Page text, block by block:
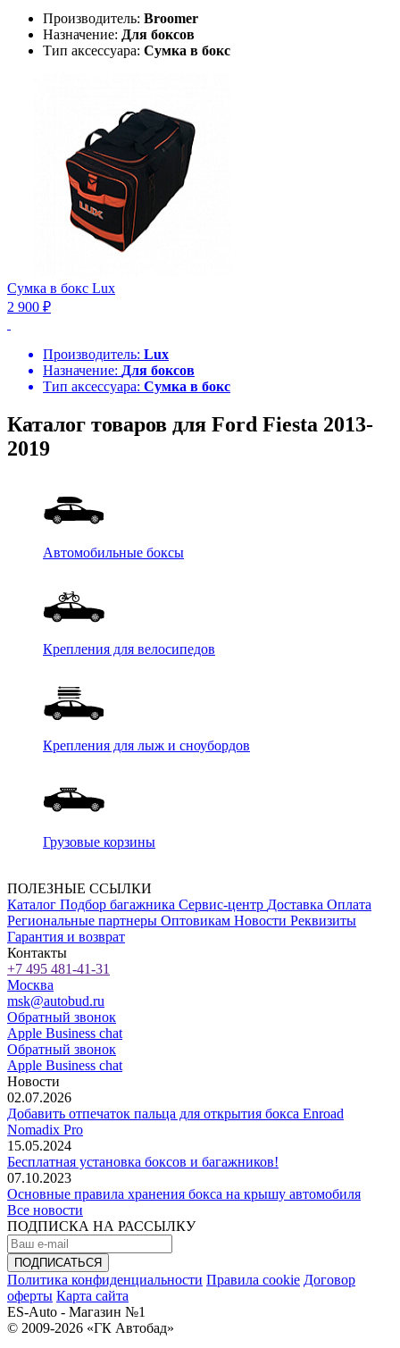
Производитель: Broomer
Назначение: Для боксов
Тип аксессуара: Сумка в бокс
Сумка в бокс Lux
2 900 ₽
Производитель: Lux
Назначение: Для боксов
Тип аксессуара: Сумка в бокс
Каталог товаров для Ford Fiesta 2013-
2019
Автомобильные боксы
Крепления для велосипедов
Крепления для лыж и сноубордов
Грузовые корзины
ПОЛЕЗНЫЕ ССЫЛКИ
Каталог Подбор багажника Сервис-центр Доставка Оплата
Региональные партнеры Оптовикам Новости Реквизиты
Гарантия и возврат
Контакты
+7 495 481-41-31
Москва
msk@autobud.ru
Обратный звонок
Apple Business chat
Обратный звонок
Apple Business chat
Новости
02.07.2026
Добавить отпечаток пальца для открытия бокса Enroad
Nomadix Pro
15.05.2024
Бесплатная установка боксов и багажников!
07.10.2023
Основные правила хранения бокса на крышу автомобиля
Все новости
ПОДПИСКА НА РАССЫЛКУ
Политика конфиденциальности Правила cookie Договор
оферты Карта сайта
ES-Auto - Магазин №1
© 2009-2026 «ГК Автобад»